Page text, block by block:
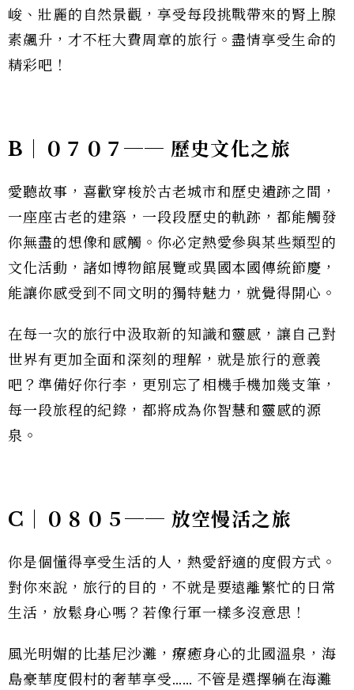
峻、壯麗的自然景觀，享受每段挑戰帶來的腎上腺
素飆升，才不枉大費周章的旅行。盡情享受生命的
精彩吧！
B｜０７０７── 歷史文化之旅
愛聽故事，喜歡穿梭於古老城市和歷史遺跡之間，
一座座古老的建築，一段段歷史的軌跡，都能觸發
你無盡的想像和感觸。你必定熱愛參與某些類型的
文化活動，諸如博物館展覽或異國本國傳統節慶，
能讓你感受到不同文明的獨特魅力，就覺得開心。
在每一次的旅行中汲取新的知識和靈感，讓自己對
世界有更加全面和深刻的理解，就是旅行的意義
吧？準備好你行李，更別忘了相機手機加幾支筆，
每一段旅程的紀錄，都將成為你智慧和靈感的源
泉。
C｜０８０５── 放空慢活之旅
你是個懂得享受生活的人，熱愛舒適的度假方式。
對你來說，旅行的目的，不就是要遠離繁忙的日常
生活，放鬆身心嗎？若像行軍一樣多沒意思！
風光明媚的比基尼沙灘，療癒身心的北國溫泉，海
島豪華度假村的奢華享受…… 不管是選擇躺在海灘